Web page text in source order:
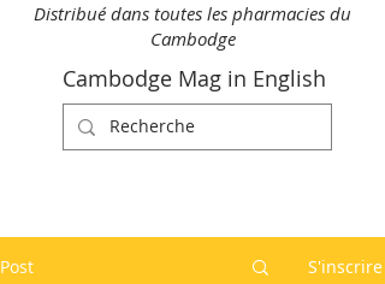
Distribué dans toutes les pharmacies du
Cambodge
Cambodge Mag in English
Post S'inscrire